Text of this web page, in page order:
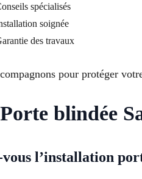
spécialisés
soignée
des travaux
pour protéger
blindée
l’installation